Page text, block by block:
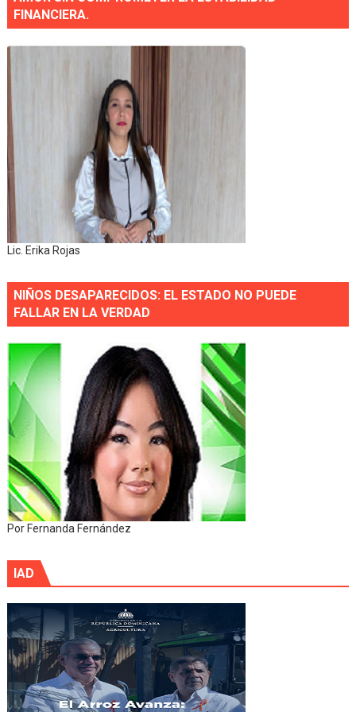
FINANCIERA.
Lic. Erika Rojas
NIÑOS DESAPARECIDOS: EL ESTADO NO PUEDE
FALLAR EN LA VERDAD
Por Fernanda Fernández
IAD